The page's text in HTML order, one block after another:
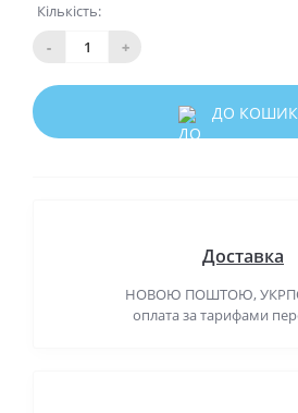
Кількість:
-
+
ДО
Доставка
НОВОЮ ПОШТОЮ,
оплата за тарифами